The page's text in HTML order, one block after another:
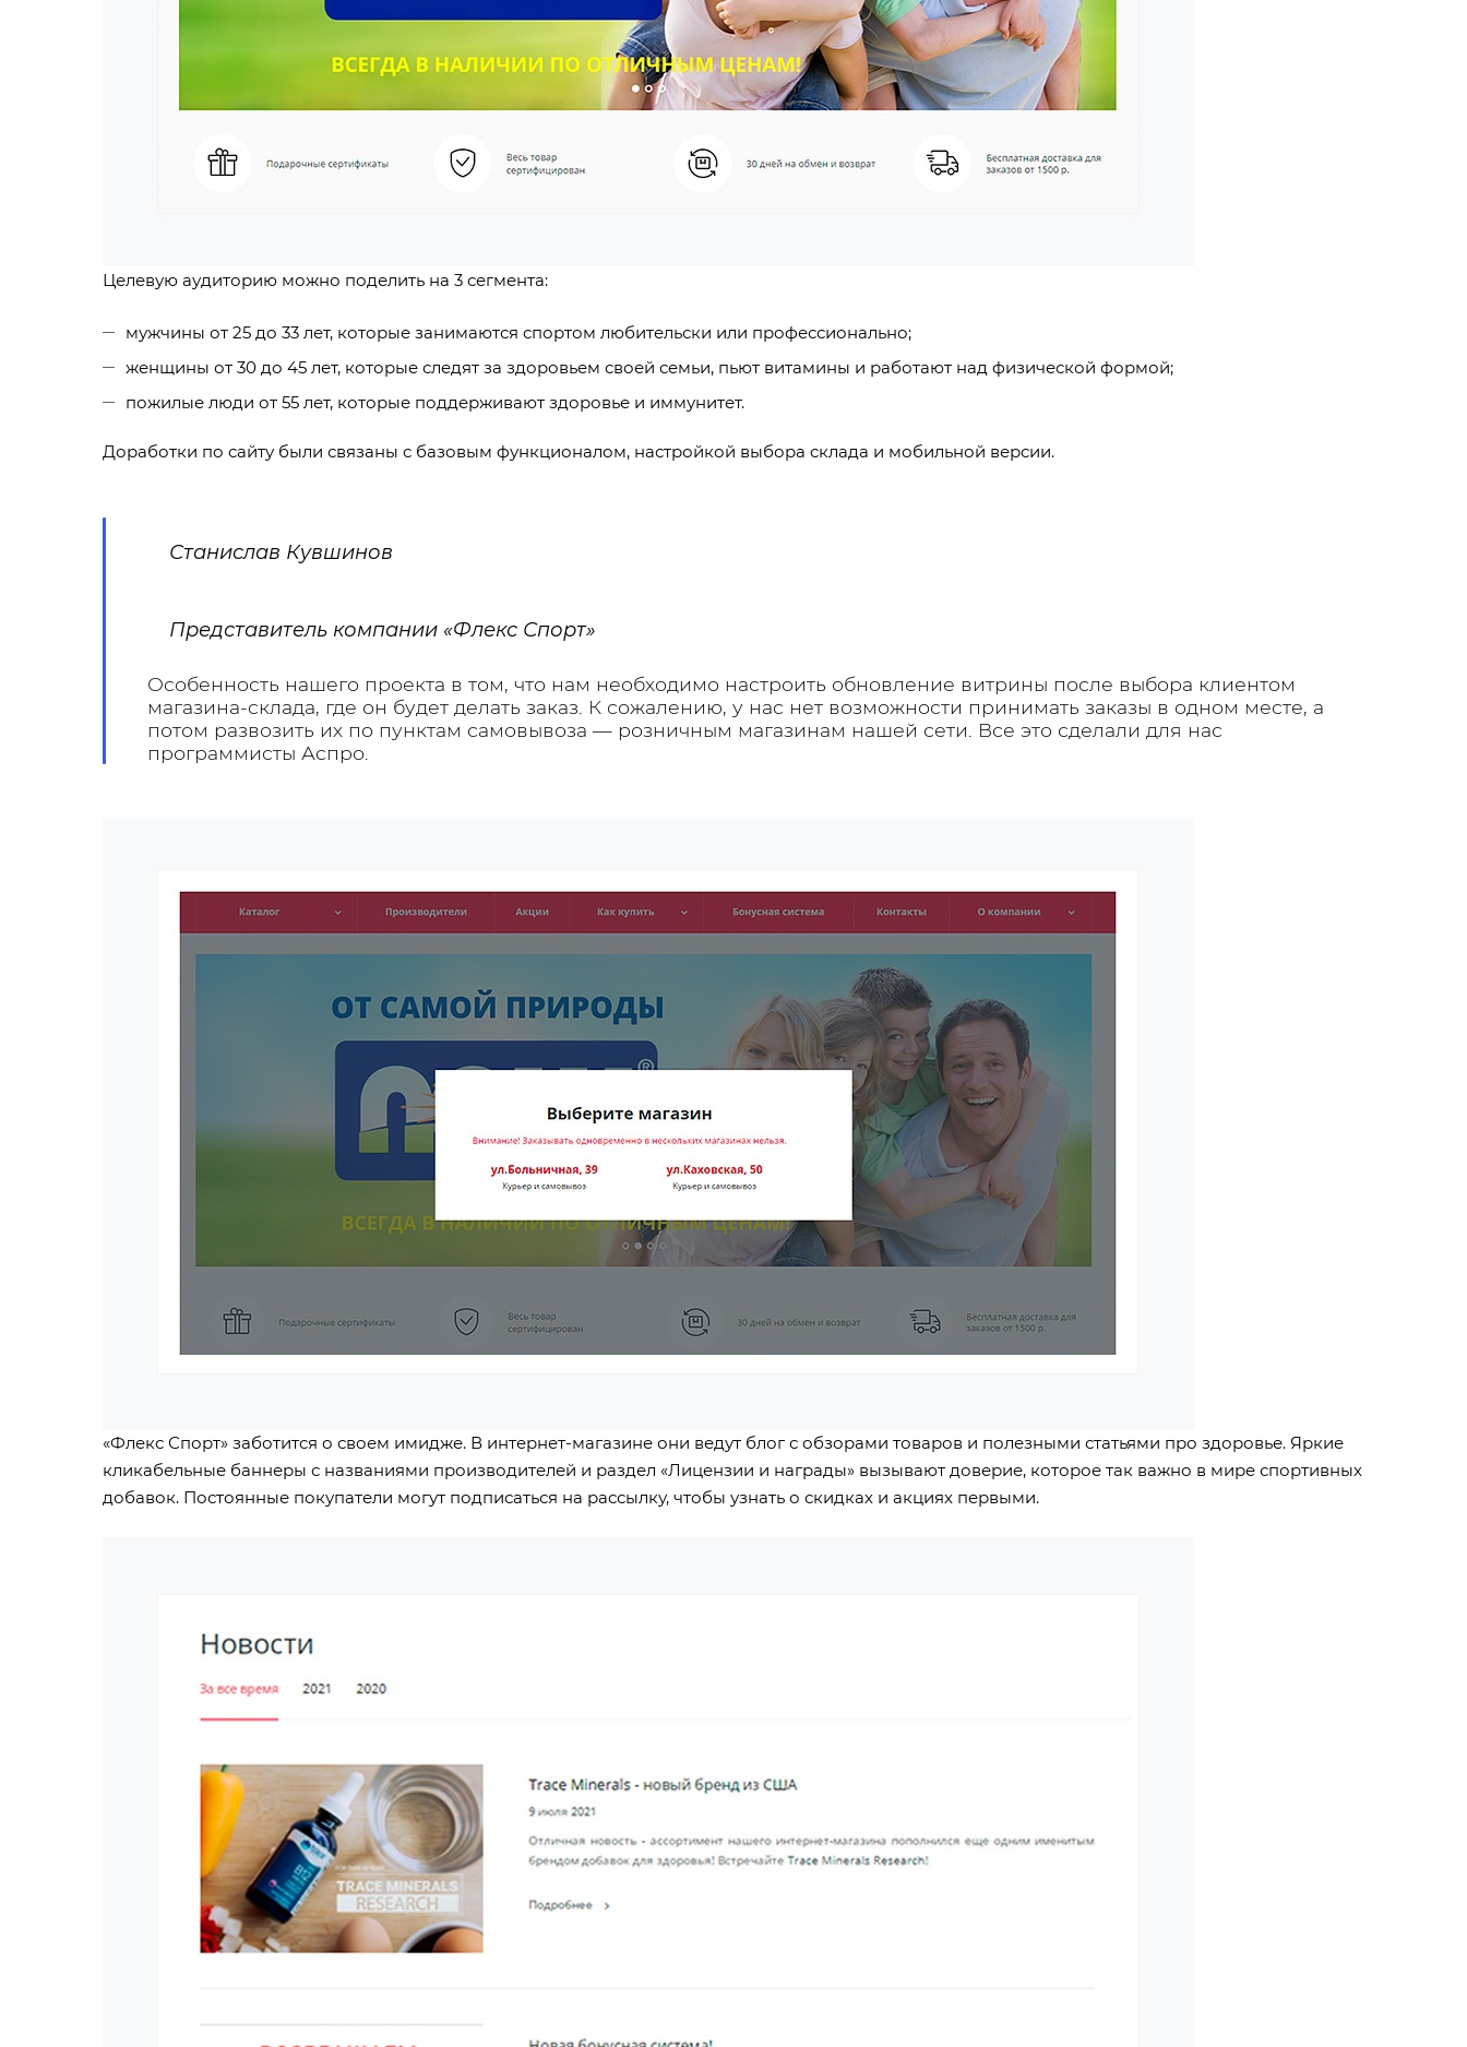
Целевую аудиторию можно поделить на 3 сегмента:
мужчины от 25 до 33 лет, которые занимаются спортом любительски или профессионально;
женщины от 30 до 45 лет, которые следят за здоровьем своей семьи, пьют витамины и работают над физической формой;
пожилые люди от 55 лет, которые поддерживают здоровье и иммунитет.
Доработки по сайту были связаны с базовым функционалом, настройкой выбора склада и мобильной версии.
Станислав Кувшинов
Представитель компании «Флекс Спорт»
Особенность нашего проекта в том, что нам необходимо настроить обновление витрины после выбора клиентом
магазина-склада, где он будет делать заказ. К сожалению, у нас нет возможности принимать заказы в одном месте, а
потом развозить их по пунктам самовывоза — розничным магазинам нашей сети. Все это сделали для нас
программисты Аспро.
«Флекс Спорт» заботится о своем имидже. В интернет-магазине они ведут блог с обзорами товаров и полезными статьями про здоровье. Яркие
кликабельные баннеры с названиями производителей и раздел «Лицензии и награды» вызывают доверие, которое так важно в мире спортивных
добавок. Постоянные покупатели могут подписаться на рассылку, чтобы узнать о скидках и акциях первыми.